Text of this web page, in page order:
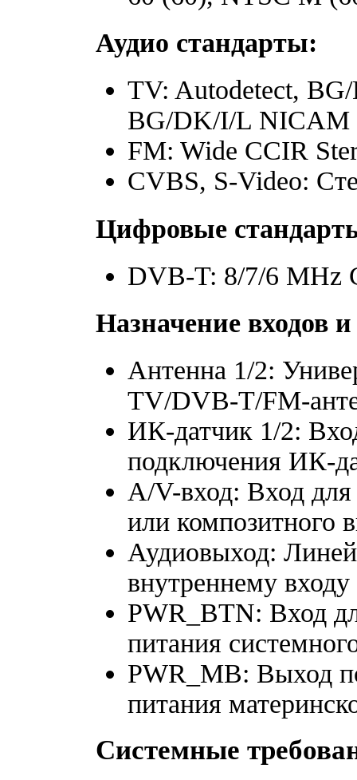
Аудио стандарты:
TV: Autodetect,
BG/DK/I/L NICAM
FM: Wide CCIR
CVBS, S-Video:
Цифровые
DVB-T: 8/7/6 MHz
Назначение входов
Антенна 1/2:
TV/DVB-T/FM-
ИК-датчик 1/2:
подключения ИК-
A/V-вход: Вход
или композитного
Аудиовыход:
внутреннему
PWR_BTN: Вход
питания
PWR_MB: Выход
питания
Системные